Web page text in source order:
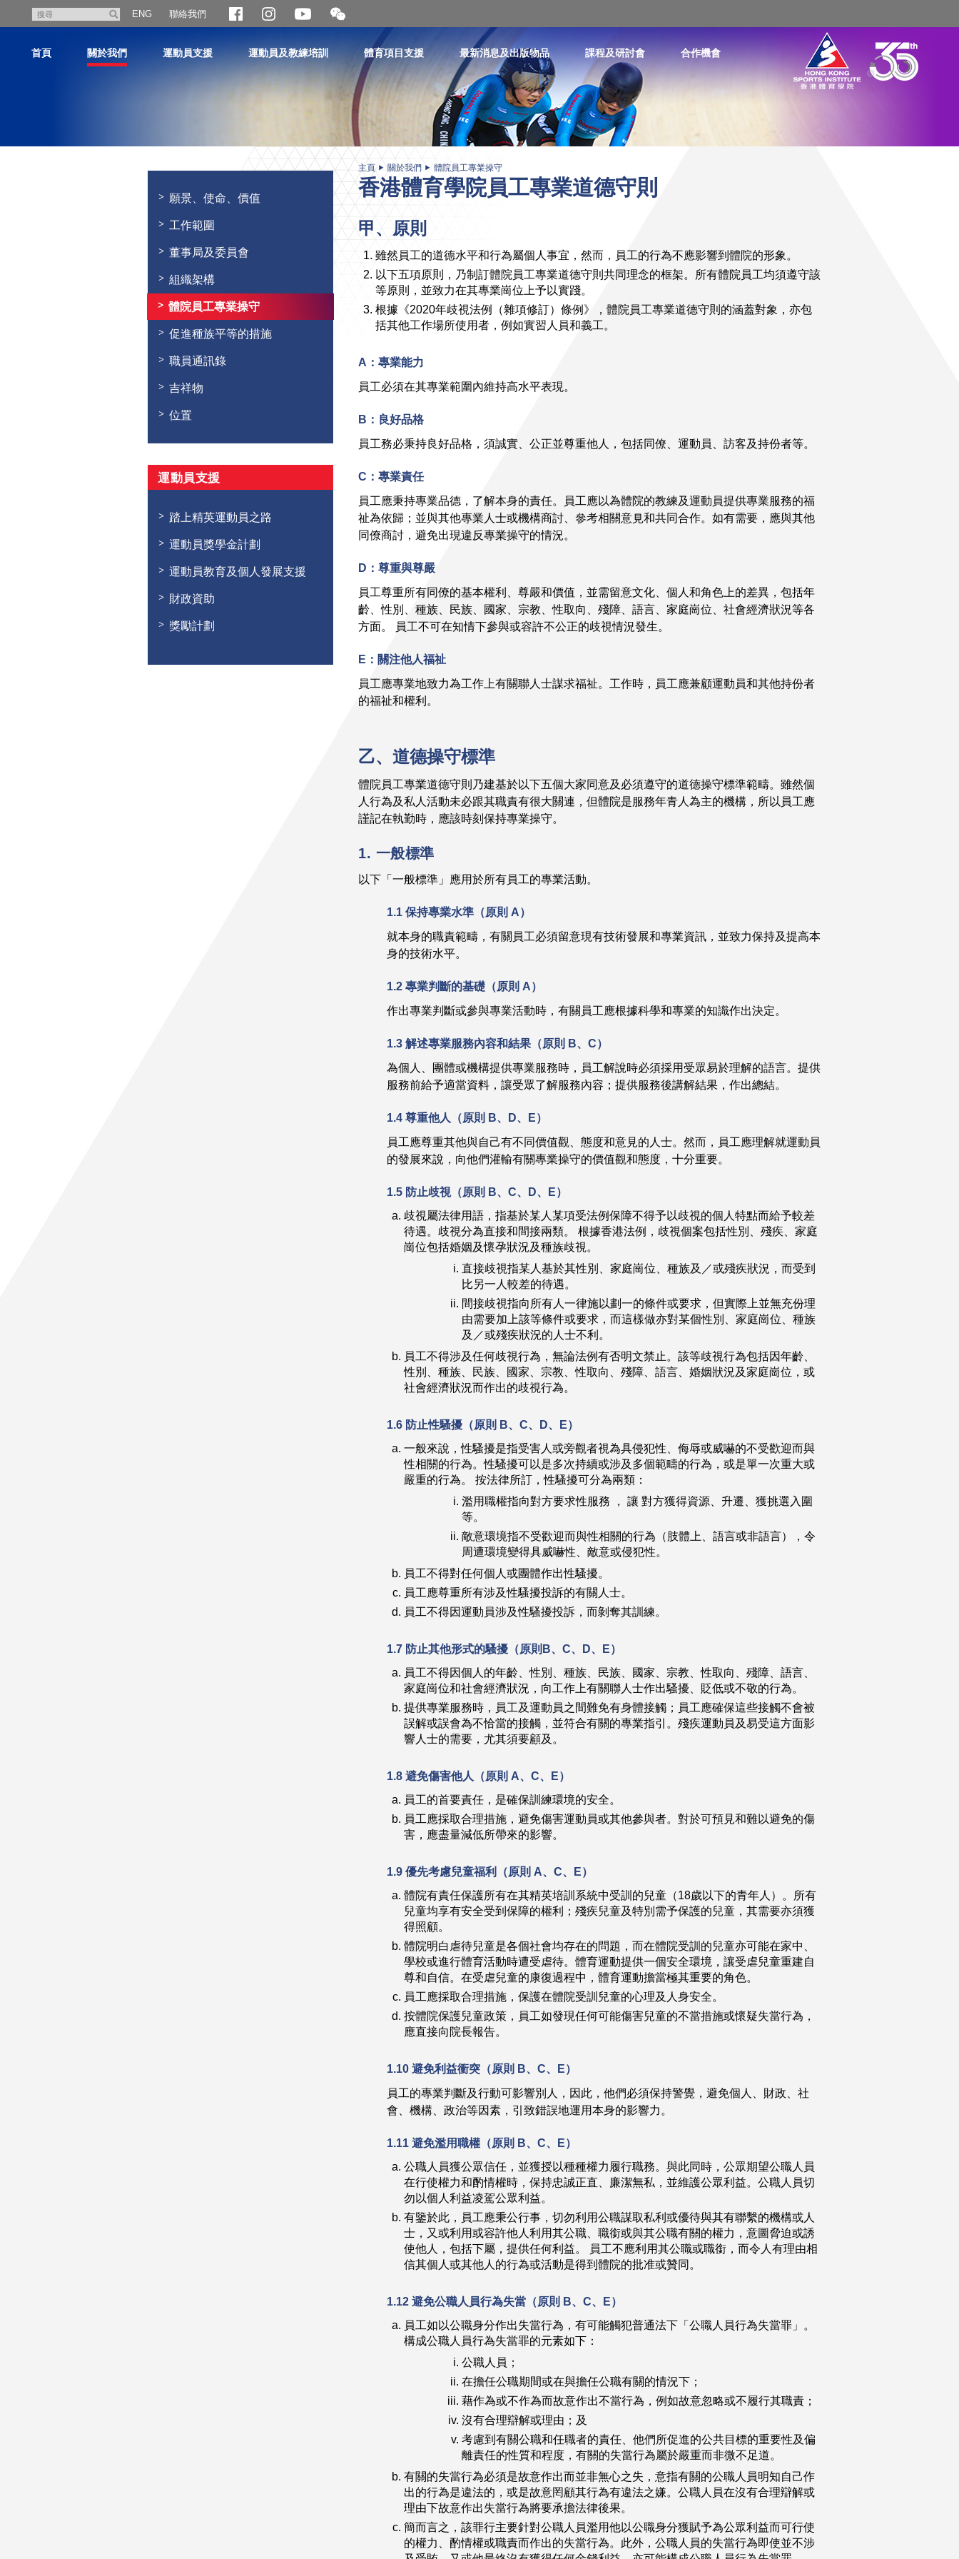
尋
ENG 聯絡我們
開
合
二
維
碼
首頁 關於我們 運動員支援 運動員及教練培訓 體育項目支援 最新消息及出版物品 課程及研討會 合作機會
願景、使命、價值
工作範圍
董事局及委員會
組織架構
體院員工專業操守
促進種族平等的措施
職員通訊錄
吉祥物
位置
運動員支援
踏上精英運動員之路
運動員獎學金計劃
運動員教育及個人發展支援
財政資助
獎勵計劃
主頁 關於我們 體院員工專業操守
香港體育學院員工專業道德守則
甲、原則
雖然員工的道德水平和行為屬個人事宜，然而，員工的行為不應影響到體院的形象。
以下五項原則，乃制訂體院員工專業道德守則共同理念的框架。所有體院員工均須遵守該
等原則，並致力在其專業崗位上予以實踐。
根據《2020年歧視法例（雜項修訂）條例》，體院員工專業道德守則的涵蓋對象，亦包
括其他工作場所使用者，例如實習人員和義工。
A：專業能力
員工必須在其專業範圍內維持高水平表現。
B：良好品格
員工務必秉持良好品格，須誠實、公正並尊重他人，包括同僚、運動員、訪客及持份者等。
C：專業責任
員工應秉持專業品德，了解本身的責任。員工應以為體院的教練及運動員提供專業服務的福
祉為依歸；並與其他專業人士或機構商討、參考相關意見和共同合作。如有需要，應與其他
同僚商討，避免出現違反專業操守的情況。
D：尊重與尊嚴
員工尊重所有同僚的基本權利、尊嚴和價值，並需留意文化、個人和角色上的差異，包括年
齡、性別、種族、民族、國家、宗教、性取向、殘障、語言、家庭崗位、社會經濟狀況等各
方面。 員工不可在知情下參與或容許不公正的歧視情況發生。
E：關注他人福祉
員工應專業地致力為工作上有關聯人士謀求福祉。工作時，員工應兼顧運動員和其他持份者
的福祉和權利。
乙、道德操守標準
體院員工專業道德守則乃建基於以下五個大家同意及必須遵守的道德操守標準範疇。雖然個
人行為及私人活動未必跟其職責有很大關連，但體院是服務年青人為主的機構，所以員工應
謹記在執勤時，應該時刻保持專業操守。
1. 一般標準
以下「一般標準」應用於所有員工的專業活動。
1.1 保持專業水準（原則 A）
就本身的職責範疇，有關員工必須留意現有技術發展和專業資訊，並致力保持及提高本
身的技術水平。
1.2 專業判斷的基礎（原則 A）
作出專業判斷或參與專業活動時，有關員工應根據科學和專業的知識作出決定。
1.3 解述專業服務內容和結果（原則 B、C）
為個人、團體或機構提供專業服務時，員工解說時必須採用受眾易於理解的語言。提供
服務前給予適當資料，讓受眾了解服務內容；提供服務後講解結果，作出總結。
1.4 尊重他人（原則 B、D、E）
員工應尊重其他與自己有不同價值觀、態度和意見的人士。然而，員工應理解就運動員
的發展來說，向他們灌輸有關專業操守的價值觀和態度，十分重要。
1.5 防止歧視（原則 B、C、D、E）
歧視屬法律用語，指基於某人某項受法例保障不得予以歧視的個人特點而給予較差
待遇。歧視分為直接和間接兩類。 根據香港法例，歧視個案包括性別、殘疾、家庭
崗位包括婚姻及懷孕狀況及種族歧視。
直接歧視指某人基於其性別、家庭崗位、種族及／或殘疾狀況，而受到
比另一人較差的待遇。
間接歧視指向所有人一律施以劃一的條件或要求，但實際上並無充份理
由需要加上該等條件或要求，而這樣做亦對某個性別、家庭崗位、種族
及／或殘疾狀況的人士不利。
員工不得涉及任何歧視行為，無論法例有否明文禁止。該等歧視行為包括因年齡、
性別、種族、民族、國家、宗教、性取向、殘障、語言、婚姻狀況及家庭崗位，或
社會經濟狀況而作出的歧視行為。
1.6 防止性騷擾（原則 B、C、D、E）
一般來說，性騷擾是指受害人或旁觀者視為具侵犯性、侮辱或威嚇的不受歡迎而與
性相關的行為。性騷擾可以是多次持續或涉及多個範疇的行為，或是單一次重大或
嚴重的行為。 按法律所訂，性騷擾可分為兩類：
濫用職權指向對方要求性服務 ， 讓 對方獲得資源、升遷、獲挑選入圍
等。
敵意環境指不受歡迎而與性相關的行為（肢體上、語言或非語言），令
周遭環境變得具威嚇性、敵意或侵犯性。
員工不得對任何個人或團體作出性騷擾。
員工應尊重所有涉及性騷擾投訴的有關人士。
員工不得因運動員涉及性騷擾投訴，而剝奪其訓練。
1.7 防止其他形式的騷擾（原則B、C、D、E）
員工不得因個人的年齡、性別、種族、民族、國家、宗教、性取向、殘障、語言、
家庭崗位和社會經濟狀況，向工作上有關聯人士作出騷擾、貶低或不敬的行為。
提供專業服務時，員工及運動員之間難免有身體接觸；員工應確保這些接觸不會被
誤解或誤會為不恰當的接觸，並符合有關的專業指引。殘疾運動員及易受這方面影
響人士的需要，尤其須要顧及。
1.8 避免傷害他人（原則 A、C、E）
員工的首要責任，是確保訓練環境的安全。
員工應採取合理措施，避免傷害運動員或其他參與者。對於可預見和難以避免的傷
害，應盡量減低所帶來的影響。
1.9 優先考慮兒童福利（原則 A、C、E）
體院有責任保護所有在其精英培訓系統中受訓的兒童（18歲以下的青年人）。所有
兒童均享有安全受到保障的權利；殘疾兒童及特別需予保護的兒童，其需要亦須獲
得照顧。
體院明白虐待兒童是各個社會均存在的問題，而在體院受訓的兒童亦可能在家中、
學校或進行體育活動時遭受虐待。體育運動提供一個安全環境，讓受虐兒童重建自
尊和自信。在受虐兒童的康復過程中，體育運動擔當極其重要的角色。
員工應採取合理措施，保護在體院受訓兒童的心理及人身安全。
按體院保護兒童政策，員工如發現任何可能傷害兒童的不當措施或懷疑失當行為，
應直接向院長報告。
1.10 避免利益衝突（原則 B、C、E）
員工的專業判斷及行動可影響別人，因此，他們必須保持警覺，避免個人、財政、社
會、機構、政治等因素，引致錯誤地運用本身的影響力。
1.11 避免濫用職權（原則 B、C、E）
公職人員獲公眾信任，並獲授以種種權力履行職務。與此同時，公眾期望公職人員
在行使權力和酌情權時，保持忠誠正直、廉潔無私，並維護公眾利益。公職人員切
勿以個人利益凌駕公眾利益。
有鑒於此，員工應秉公行事，切勿利用公職謀取私利或優待與其有聯繫的機構或人
士，又或利用或容許他人利用其公職、職銜或與其公職有關的權力，意圖脅迫或誘
使他人，包括下屬，提供任何利益。 員工不應利用其公職或職銜，而令人有理由相
信其個人或其他人的行為或活動是得到體院的批准或贊同。
1.12 避免公職人員行為失當（原則 B、C、E）
員工如以公職身分作出失當行為，有可能觸犯普通法下「公職人員行為失當罪」。
構成公職人員行為失當罪的元素如下：
公職人員；
在擔任公職期間或在與擔任公職有關的情況下；
藉作為或不作為而故意作出不當行為，例如故意忽略或不履行其職責；
沒有合理辯解或理由；及
考慮到有關公職和任職者的責任、他們所促進的公共目標的重要性及偏
離責任的性質和程度，有關的失當行為屬於嚴重而非微不足道。
有關的失當行為必須是故意作出而並非無心之失，意指有關的公職人員明知自己作
出的行為是違法的，或是故意罔顧其行為有違法之嫌。公職人員在沒有合理辯解或
理由下故意作出失當行為將要承擔法律後果。
簡而言之，該罪行主要針對公職人員濫用他以公職身分獲賦予為公眾利益而可行使
的權力、酌情權或職責而作出的失當行為。此外，公職人員的失當行為即使並不涉